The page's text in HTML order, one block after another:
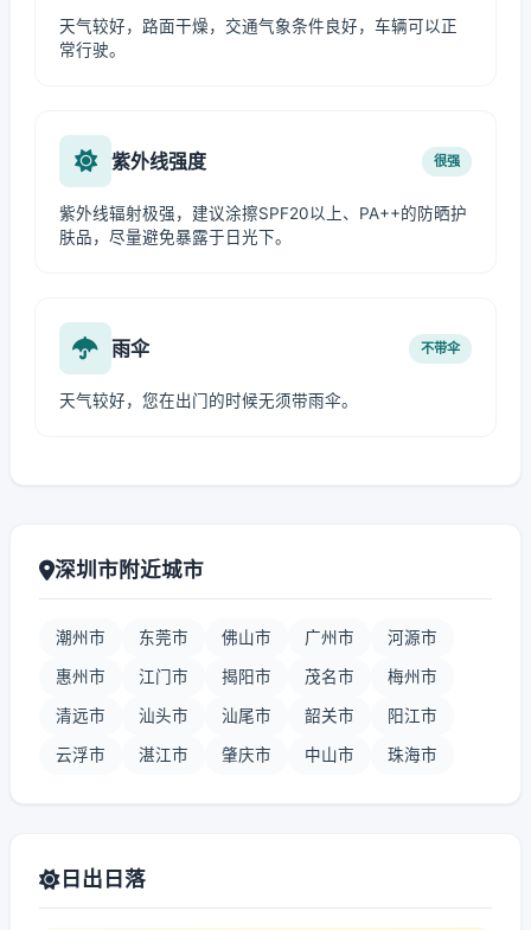
天气较好，路面干燥，交通气象条件良好，车辆可以正
常行驶。
紫外线强度 很强
紫外线辐射极强，建议涂擦SPF20以上、PA++的防晒护
肤品，尽量避免暴露于日光下。
雨伞 不带伞
天气较好，您在出门的时候无须带雨伞。
深圳市附近城市
潮州市 东莞市 佛山市 广州市 河源市
惠州市 江门市 揭阳市 茂名市 梅州市
清远市 汕头市 汕尾市 韶关市 阳江市
云浮市 湛江市 肇庆市 中山市 珠海市
日出日落